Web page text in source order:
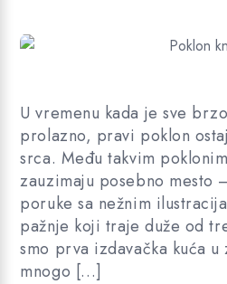
U vremenu kada je sve
prolazno, pravi poklon
srca. Među takvim
zauzimaju posebno mesto
poruke sa nežnim
pažnje koji traje duže od
smo prva izdavačka kuća
mnogo […]